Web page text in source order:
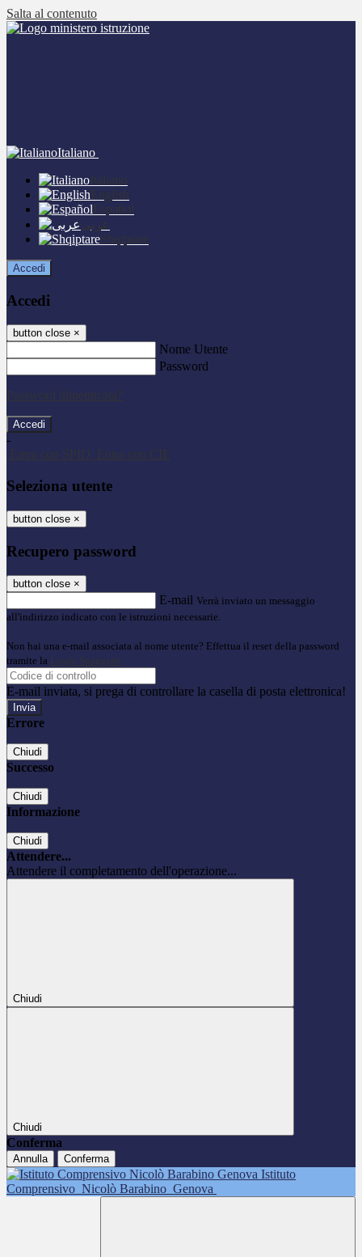
Salta al contenuto
Italiano
Italiano
English
Español
عربى
Shqiptare
Accedi
Accedi
button close ×
Nome Utente
Password
Password dimenticata?
-
Entra con SPID
Entra con CIE
Seleziona utente
button close ×
Recupero password
button close ×
E-mail Verrà inviato un messaggio
all'indirizzo indicato con le istruzioni necessarie.
Non hai una e-mail associata al nome utente? Effettua il reset della password
tramite la Login Spaggiari
E-mail inviata, si prega di controllare la casella di posta elettronica!
Errore
Chiudi
Successo
Chiudi
Informazione
Chiudi
Attendere...
Attendere il completamento dell'operazione...
Chiudi
Chiudi
Conferma
Annulla Conferma
Istituto
Comprensivo Nicolò Barabino Genova